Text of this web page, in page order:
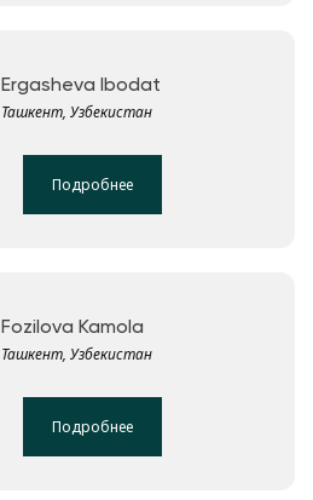
Ergasheva Ibodat
Ташкент, Узбекистан
Подробнее
Fozilova Kamola
Ташкент, Узбекистан
Подробнее